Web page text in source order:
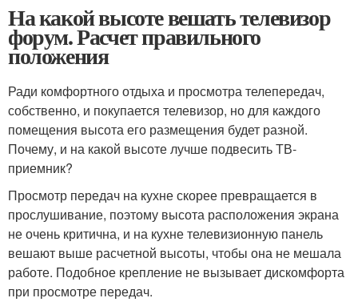
На какой высоте вешать телевизор
форум. Расчет правильного
положения
Ради комфортного отдыха и просмотра телепередач,
собственно, и покупается телевизор, но для каждого
помещения высота его размещения будет разной.
Почему, и на какой высоте лучше подвесить ТВ-
приемник?
Просмотр передач на кухне скорее превращается в
прослушивание, поэтому высота расположения экрана
не очень критична, и на кухне телевизионную панель
вешают выше расчетной высоты, чтобы она не мешала
работе. Подобное крепление не вызывает дискомфорта
при просмотре передач.